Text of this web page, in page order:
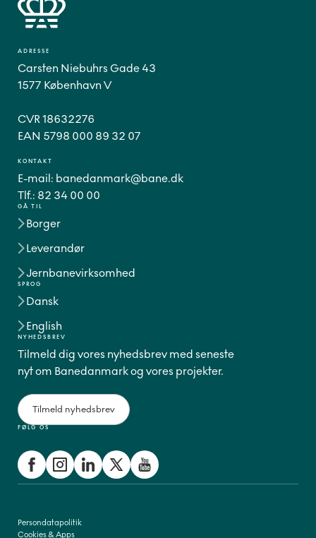
GÅ TIL
Borger
Leverandør
Jernbanevirksomhed
SPROG
Dansk
English
FØLG OS
ADRESSE
Carsten Niebuhrs Gade 43
1577 København V
CVR 18632276
EAN 5798 000 89 32 07
KONTAKT
E-mail: banedanmark@bane.dk
Tlf.: 82 34 00 00
NYHEDSBREV
Tilmeld dig vores nyhedsbrev med seneste
nyt om Banedanmark og vores projekter.
Tilmeld nyhedsbrev
Persondatapolitik
Cookies & Apps